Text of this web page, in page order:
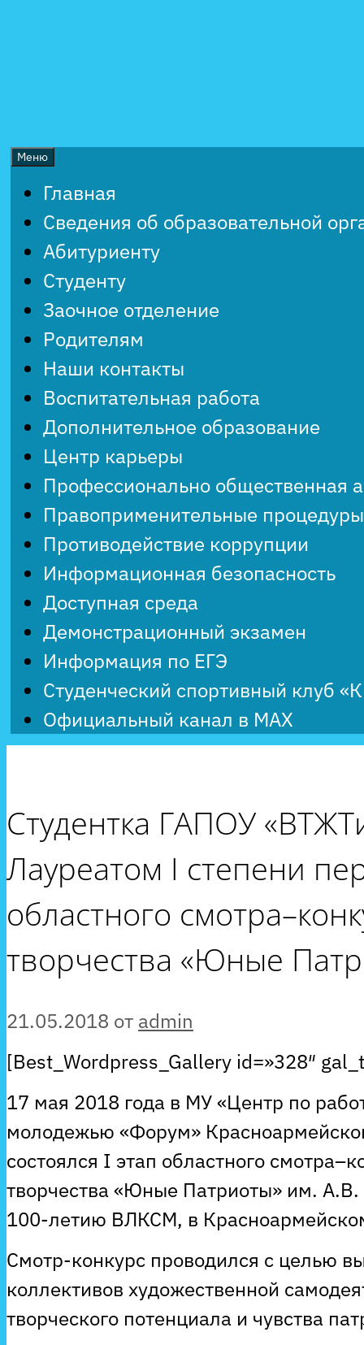
Меню
Главная
Сведения об образовательной
Абитуриенту
Студенту
Заочное отделение
Родителям
Наши контакты
Воспитательная работа
Дополнительное образование
Центр карьеры
Профессионально общественная
Правоприменительные процедуры
Противодействие коррупции
Информационная безопасность
Доступная среда
Демонстрационный экзамен
Информация по ЕГЭ
Студенческий спортивный клуб
Официальный канал в MAX
Студентка ГАПОУ
Лауреатом I степени
областного
творчества «Юные
21.05.2018 от admin
[Best_Wordpress_Gallery id=»328″
17 мая 2018 года в МУ «Центр по
молодежью «Форум»
состоялся I этап областного
творчества «Юные Патриоты» им.
100-летию ВЛКСМ, в
Смотр-конкурс проводился с целью
коллективов художественной
творческого потенциала и чувства